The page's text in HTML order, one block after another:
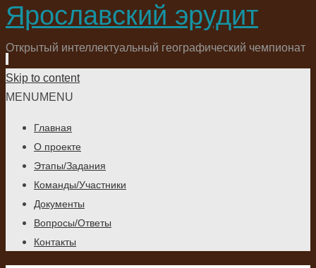
Ярославский эрудит
Открытый интеллектуальный географический чемпионат
Skip to content
MENUMENU
Главная
О проекте
Этапы/Задания
Команды/Участники
Документы
Вопросы/Ответы
Контакты